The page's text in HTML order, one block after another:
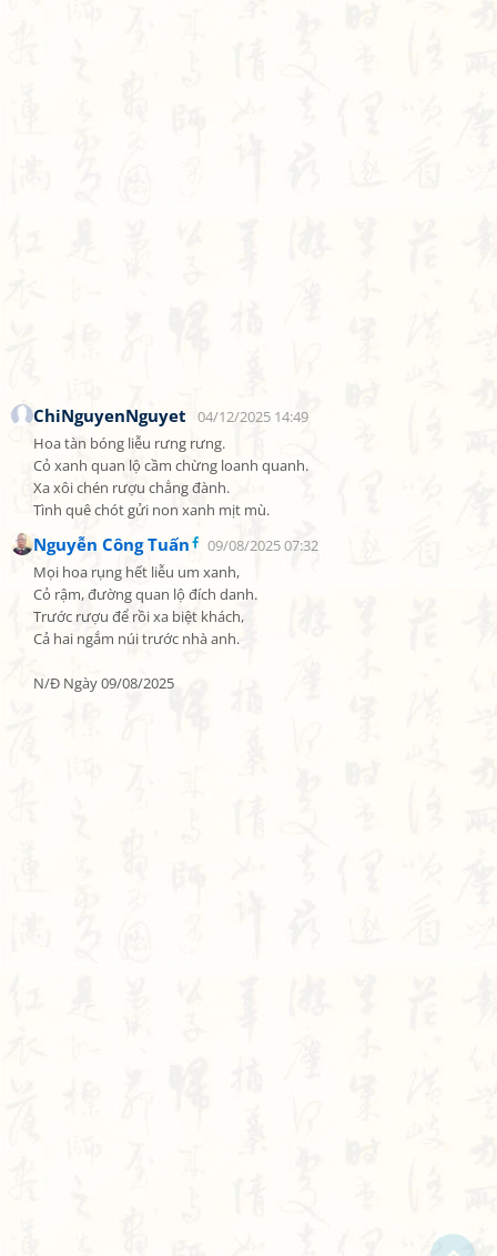
ChiNguyenNguyet
04/12/2025 14:49
Hoa tàn bóng liễu rưng rưng.
Cỏ xanh quan lộ cầm chừng loanh quanh.
Xa xôi chén rượu chẳng đành.
Tình quê chót gửi non xanh mịt mù.
Nguyễn Công Tuấn
09/08/2025 07:32
Mọi hoa rụng hết liễu um xanh,
Cỏ rậm, đường quan lộ đích danh.
Trước rượu để rồi xa biệt khách,
Cả hai ngắm núi trước nhà anh.
N/Đ Ngày 09/08/2025